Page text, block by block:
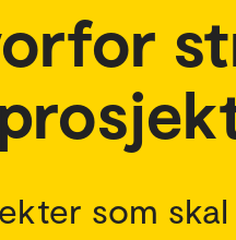
som